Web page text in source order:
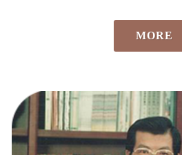
MORE